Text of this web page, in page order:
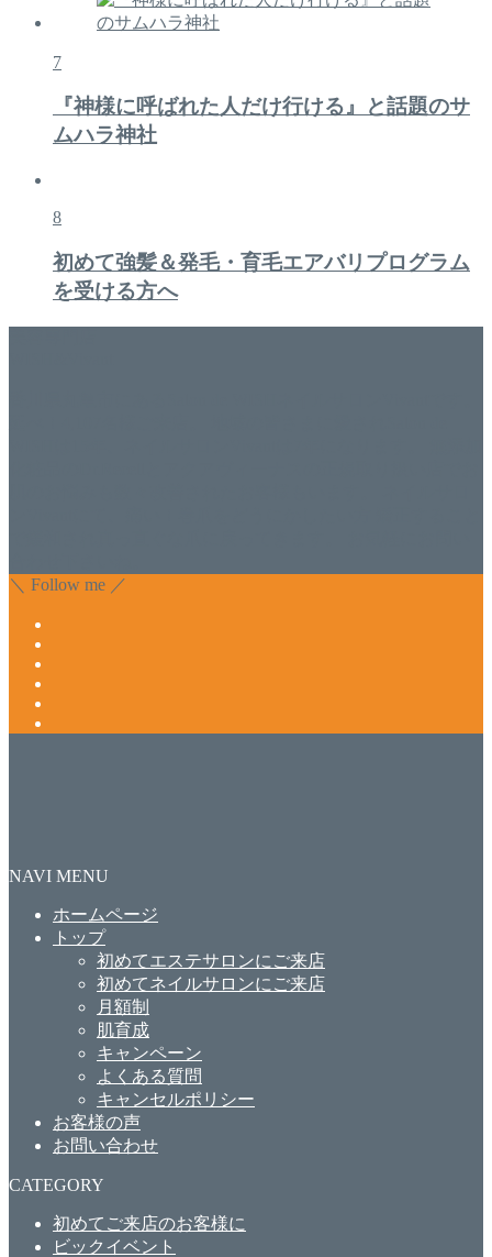
7
『神様に呼ばれた人だけ行ける』と話題のサ
ムハラ神社
8
初めて強髪＆発毛・育毛エアバリプログラム
を受ける方へ
＼ Follow me ／
NAVI MENU
ホームページ
トップ
初めてエステサロンにご来店
初めてネイルサロンにご来店
月額制
肌育成
キャンペーン
よくある質問
キャンセルポリシー
お客様の声
お問い合わせ
CATEGORY
初めてご来店のお客様に
ビックイベント